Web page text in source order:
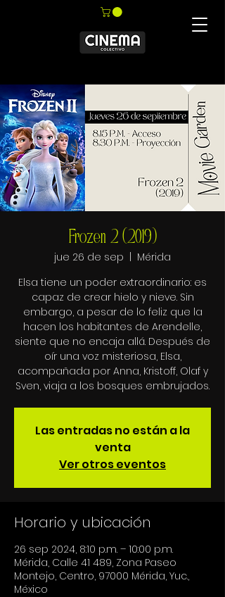
Frozen 2 (2019)
jue 26 de sep
Mérida
Elsa tiene un poder extraordinario: es
capaz de crear hielo y nieve. Sin
embargo, a pesar de lo feliz que la
hacen los habitantes de Arendelle,
siente que no encaja allá. Después de
oír una voz misteriosa, Elsa,
acompañada por Anna, Kristoff, Olaf y
Sven, viaja a los bosques embrujados.
Las entradas no están a la
venta
Ver otros eventos
Horario y ubicación
26 sep 2024, 8:10 p.m. – 10:00 p.m.
Mérida, Calle 41 489, Zona Paseo
Montejo, Centro, 97000 Mérida, Yuc.,
México